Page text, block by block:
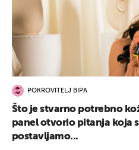
POKROVITELJ BIPA
Što je stvarno potrebno
panel otvorio pitanja koja
postavljamo...